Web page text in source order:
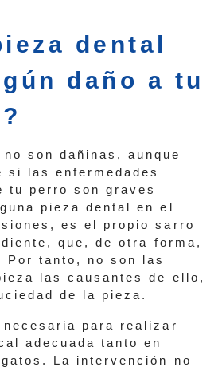
dental
daño a tu
son dañinas, aunque
si las enfermedades
tu perro son graves
pieza dental en el
es el propio sarro
que, de otra forma,
tanto, no son las
las causantes de ello,
de la pieza.
para realizar
adecuada tanto en
La intervención no